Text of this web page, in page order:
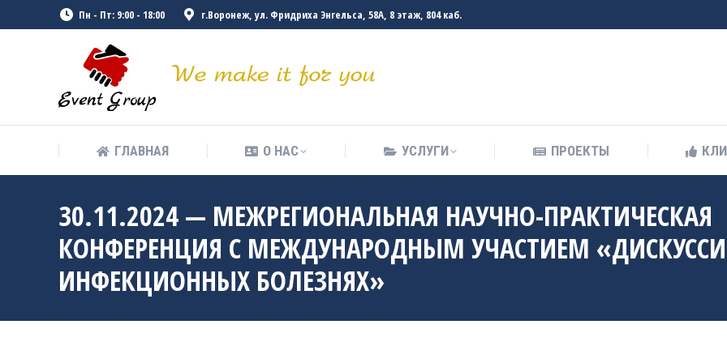
Пн - Пт: 9:00 - 18:00 г.Воронеж, ул. Фридриха Энгельса, 58А, 8 этаж, 804 каб.
ГЛАВНАЯ О НАС УСЛУГИ ПРОЕКТЫ
30.11.2024 — МЕЖРЕГИОНАЛЬНАЯ НАУЧНО-ПРАКТИЧЕСКАЯ
КОНФЕРЕНЦИЯ С МЕЖДУНАРОДНЫМ УЧАСТИЕМ
ИНФЕКЦИОННЫХ БОЛЕЗНЯХ»
ГЛАВНАЯ О НАС УСЛУГИ ПРОЕКТЫ